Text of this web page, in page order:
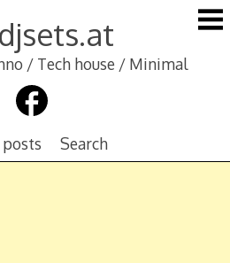
/ Tech house / Minimal
Search